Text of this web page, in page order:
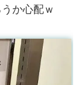
か心配ｗ